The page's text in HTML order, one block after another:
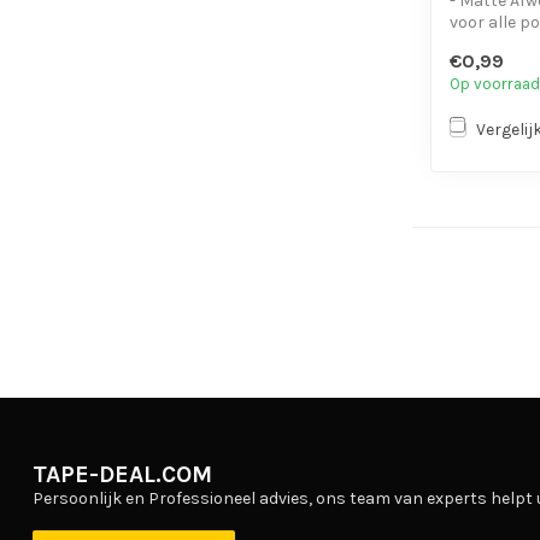
voor alle
- Laat geen...
€0,99
Op voorraad
TAPE-DEAL.COM
Persoonlijk en Professioneel advies, ons team van experts helpt